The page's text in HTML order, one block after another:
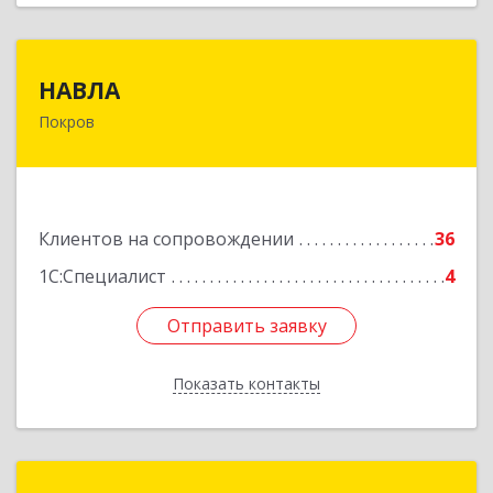
НАВЛА
Покров
Клиентов на сопровождении
36
1С:Специалист
4
Отправить заявку
Показать контакты
601120, Владимирская обл, Петушинский р-н,
Отправить заявку
Назад